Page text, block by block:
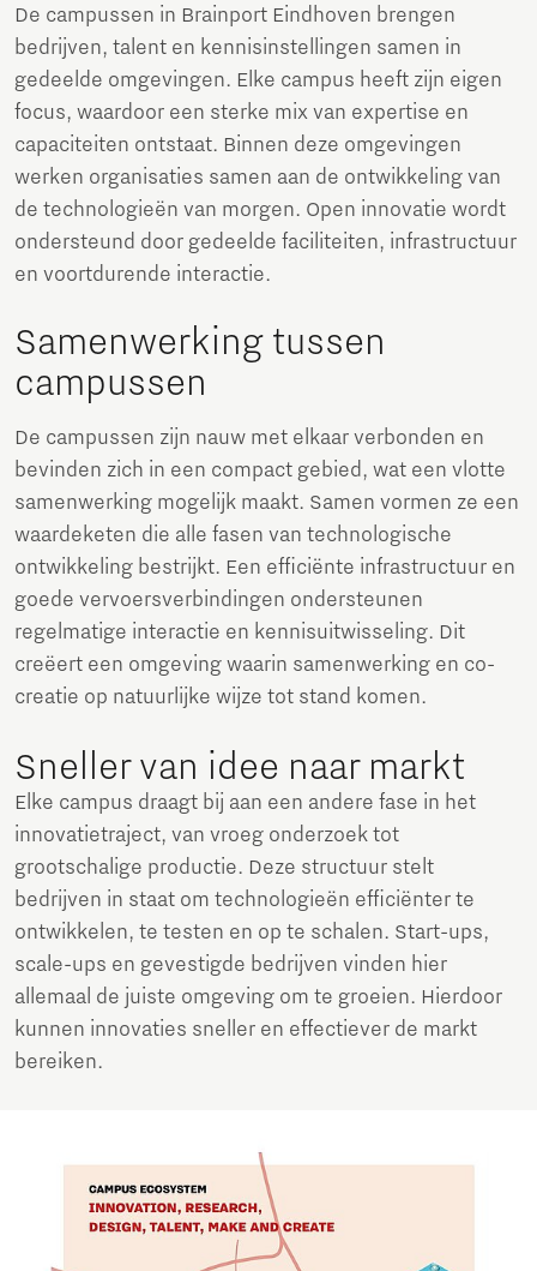
De campussen in Brainport Eindhoven brengen
bedrijven, talent en kennisinstellingen samen in
gedeelde omgevingen. Elke campus heeft zijn eigen
focus, waardoor een sterke mix van expertise en
capaciteiten ontstaat. Binnen deze omgevingen
werken organisaties samen aan de ontwikkeling van
de technologieën van morgen. Open innovatie wordt
ondersteund door gedeelde faciliteiten, infrastructuur
en voortdurende interactie.
Samenwerking tussen
campussen
De campussen zijn nauw met elkaar verbonden en
bevinden zich in een compact gebied, wat een vlotte
samenwerking mogelijk maakt. Samen vormen ze een
waardeketen die alle fasen van technologische
ontwikkeling bestrijkt. Een efficiënte infrastructuur en
goede vervoersverbindingen ondersteunen
regelmatige interactie en kennisuitwisseling. Dit
creëert een omgeving waarin samenwerking en co-
creatie op natuurlijke wijze tot stand komen.
Sneller van idee naar markt
Elke campus draagt bij aan een andere fase in het
innovatietraject, van vroeg onderzoek tot
grootschalige productie. Deze structuur stelt
bedrijven in staat om technologieën efficiënter te
ontwikkelen, te testen en op te schalen. Start-ups,
scale-ups en gevestigde bedrijven vinden hier
allemaal de juiste omgeving om te groeien. Hierdoor
kunnen innovaties sneller en effectiever de markt
bereiken.